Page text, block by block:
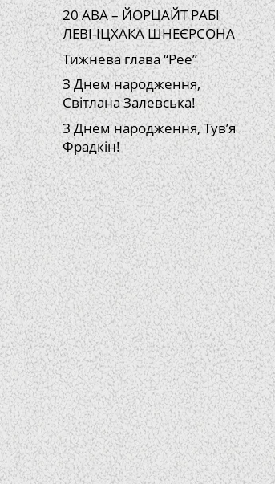
20 АВА – ЙОРЦАЙТ РАБІ
ЛЕВІ-ІЦХАКА ШНЕЄРСОНА
Тижнева глава “Рее”
З Днем народження,
Світлана Залевська!
З Днем народження, Тув’я
Фрадкін!